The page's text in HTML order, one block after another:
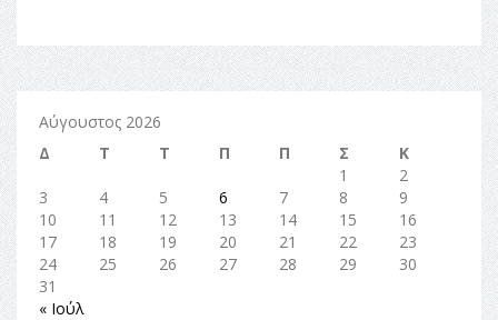
Αύγουστος 2026
Δ
Τ Τ Π Π Σ
Κ
1
2
3
4 5 6 7 8
9
10
11 12 13 14 15
16
17
18 19 20 21 22
23
24
25 26 27 28 29
30
31
« Ιούλ